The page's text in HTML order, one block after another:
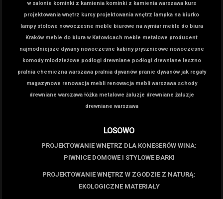
w salonie kominki z kamienia kominki z kamienia warszawa kurs
projektowania wnętrz kursy projektowania wnętrz lampka na biurko
lampy stołowe nowoczesne meble biurowe na wymiar meble do biura
Kraków meble do biura w Katowicach meble metalowe producent
najmodniejsze dywany nowoczesne kabiny prysznicowe nowoczesne
komody młodzieżowe podłogi drewniane podłogi drewniane leszno
pralnia chemiczna warszawa pralnia dywanów pranie dywanów jak regały
magazynowe renowacja mebli renowacja mebli warszawa schody
drewniane warszawa łóżka metalowe żaluzje drewniane żaluzje
drewniane warszawa
LOSOWO
PROJEKTOWANIE WNĘTRZ DLA KONESERÓW WINA:
PIWNICE DOMOWE I STYLOWE BARKI
PROJEKTOWANIE WNĘTRZ W ZGODZIE Z NATURĄ:
EKOLOGICZNE MATERIAŁY